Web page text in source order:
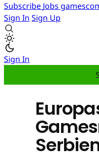
Subscribe Jobs
Sign In Sign Up
Sign In